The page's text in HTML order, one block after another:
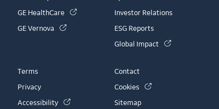
GE HealthCare (link is external)
GE Vernova (link is external)
Investor Relations
ESG Reports
Global Impact
(link is
Terms
Privacy
Accessibility
(link is external)
Contact
Cookies
(link is external)
Sitemap